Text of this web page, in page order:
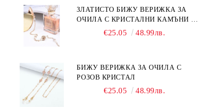
ЗЛАТИСТО БИЖУ ВЕРИЖКА ЗА
ОЧИЛА С КРИСТАЛНИ КАМЪНИ И
€25.05 48.99лв.
БИЖУ ВЕРИЖКА ЗА ОЧИЛА С
РОЗОВ КРИСТАЛ
€25.05 48.99лв.